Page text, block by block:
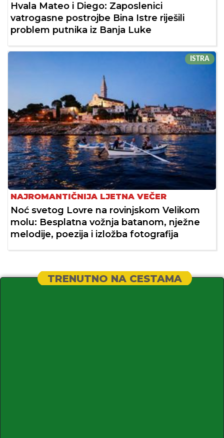
Hvala Mateo i Diego: Zaposlenici
vatrogasne postrojbe Bina Istre riješili
problem putnika iz Banja Luke
ISTRA
NAJROMANTIČNIJA LJETNA VEČER
Noć svetog Lovre na rovinjskom Velikom
molu: Besplatna vožnja batanom, nježne
melodije, poezija i izložba fotografija
TRENUTNO NA CESTAMA